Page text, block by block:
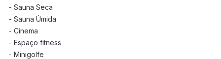
- Sauna Seca
- Sauna Úmida
- Cinema
- Espaço fitness
- Minigolfe